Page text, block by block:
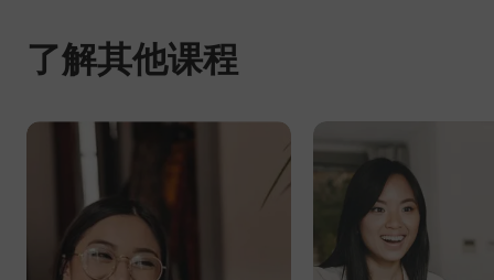
了解其他课程